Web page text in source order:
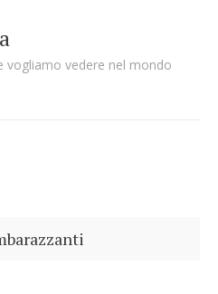
vogliamo vedere nel mondo